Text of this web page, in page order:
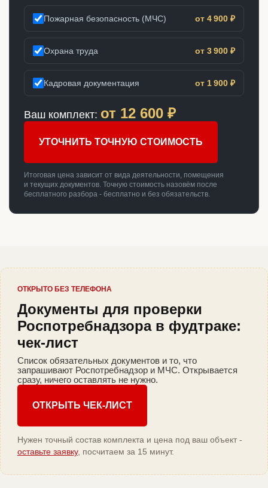
Пожарная безопасность (МЧС) от 4 900 ₽
Охрана труда от 3 900 ₽
Кадровая документация от 1 900 ₽
Ваш комплект: от 12 600 ₽
УТОЧНИТЬ ТОЧНУЮ СТОИМОСТЬ
Итоговая цена зависит от вида деятельности, помещения
и текущих документов. Точную стоимость назовём после
бесплатного разбора - бесплатно и без обязательств.
ОТКРЫТО БЕЗ ТЕЛЕФОНА
Документы для проверки
Роспотребнадзора в фудтраке:
чек-лист
Список обязательных документов и то, что
запрашивают Роспотребнадзор и МЧС. Открывается
сразу, ничего оставлять не нужно.
ОТКРЫТЬ ЧЕК-ЛИСТ
Нужен точный состав комплекта и цена под ваш объект -
оставьте заявку, посчитаем за 15 минут.